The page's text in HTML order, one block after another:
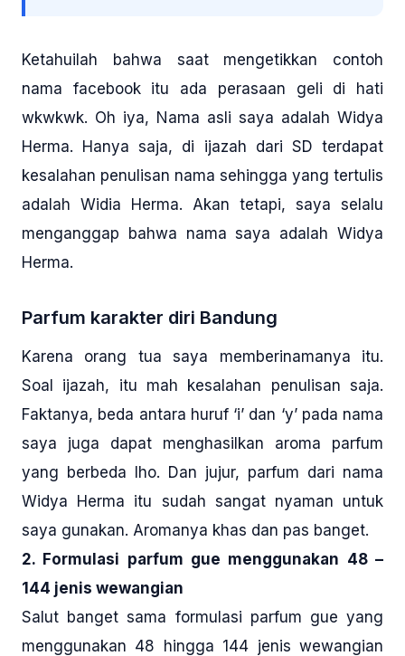
Ketahuilah bahwa saat mengetikkan contoh
nama facebook itu ada perasaan geli di hati
wkwkwk. Oh iya, Nama asli saya adalah Widya
Herma. Hanya saja, di ijazah dari SD terdapat
kesalahan penulisan nama sehingga yang tertulis
adalah Widia Herma. Akan tetapi, saya selalu
menganggap bahwa nama saya adalah Widya
Herma.
Parfum karakter diri Bandung
Karena orang tua saya memberinamanya itu.
Soal ijazah, itu mah kesalahan penulisan saja.
Faktanya, beda antara huruf ‘i’ dan ‘y’ pada nama
saya juga dapat menghasilkan aroma parfum
yang berbeda lho. Dan jujur, parfum dari nama
Widya Herma itu sudah sangat nyaman untuk
saya gunakan. Aromanya khas dan pas banget.
2. Formulasi parfum gue menggunakan 48 –
144 jenis wewangian
Salut banget sama formulasi parfum gue yang
menggunakan 48 hingga 144 jenis wewangian